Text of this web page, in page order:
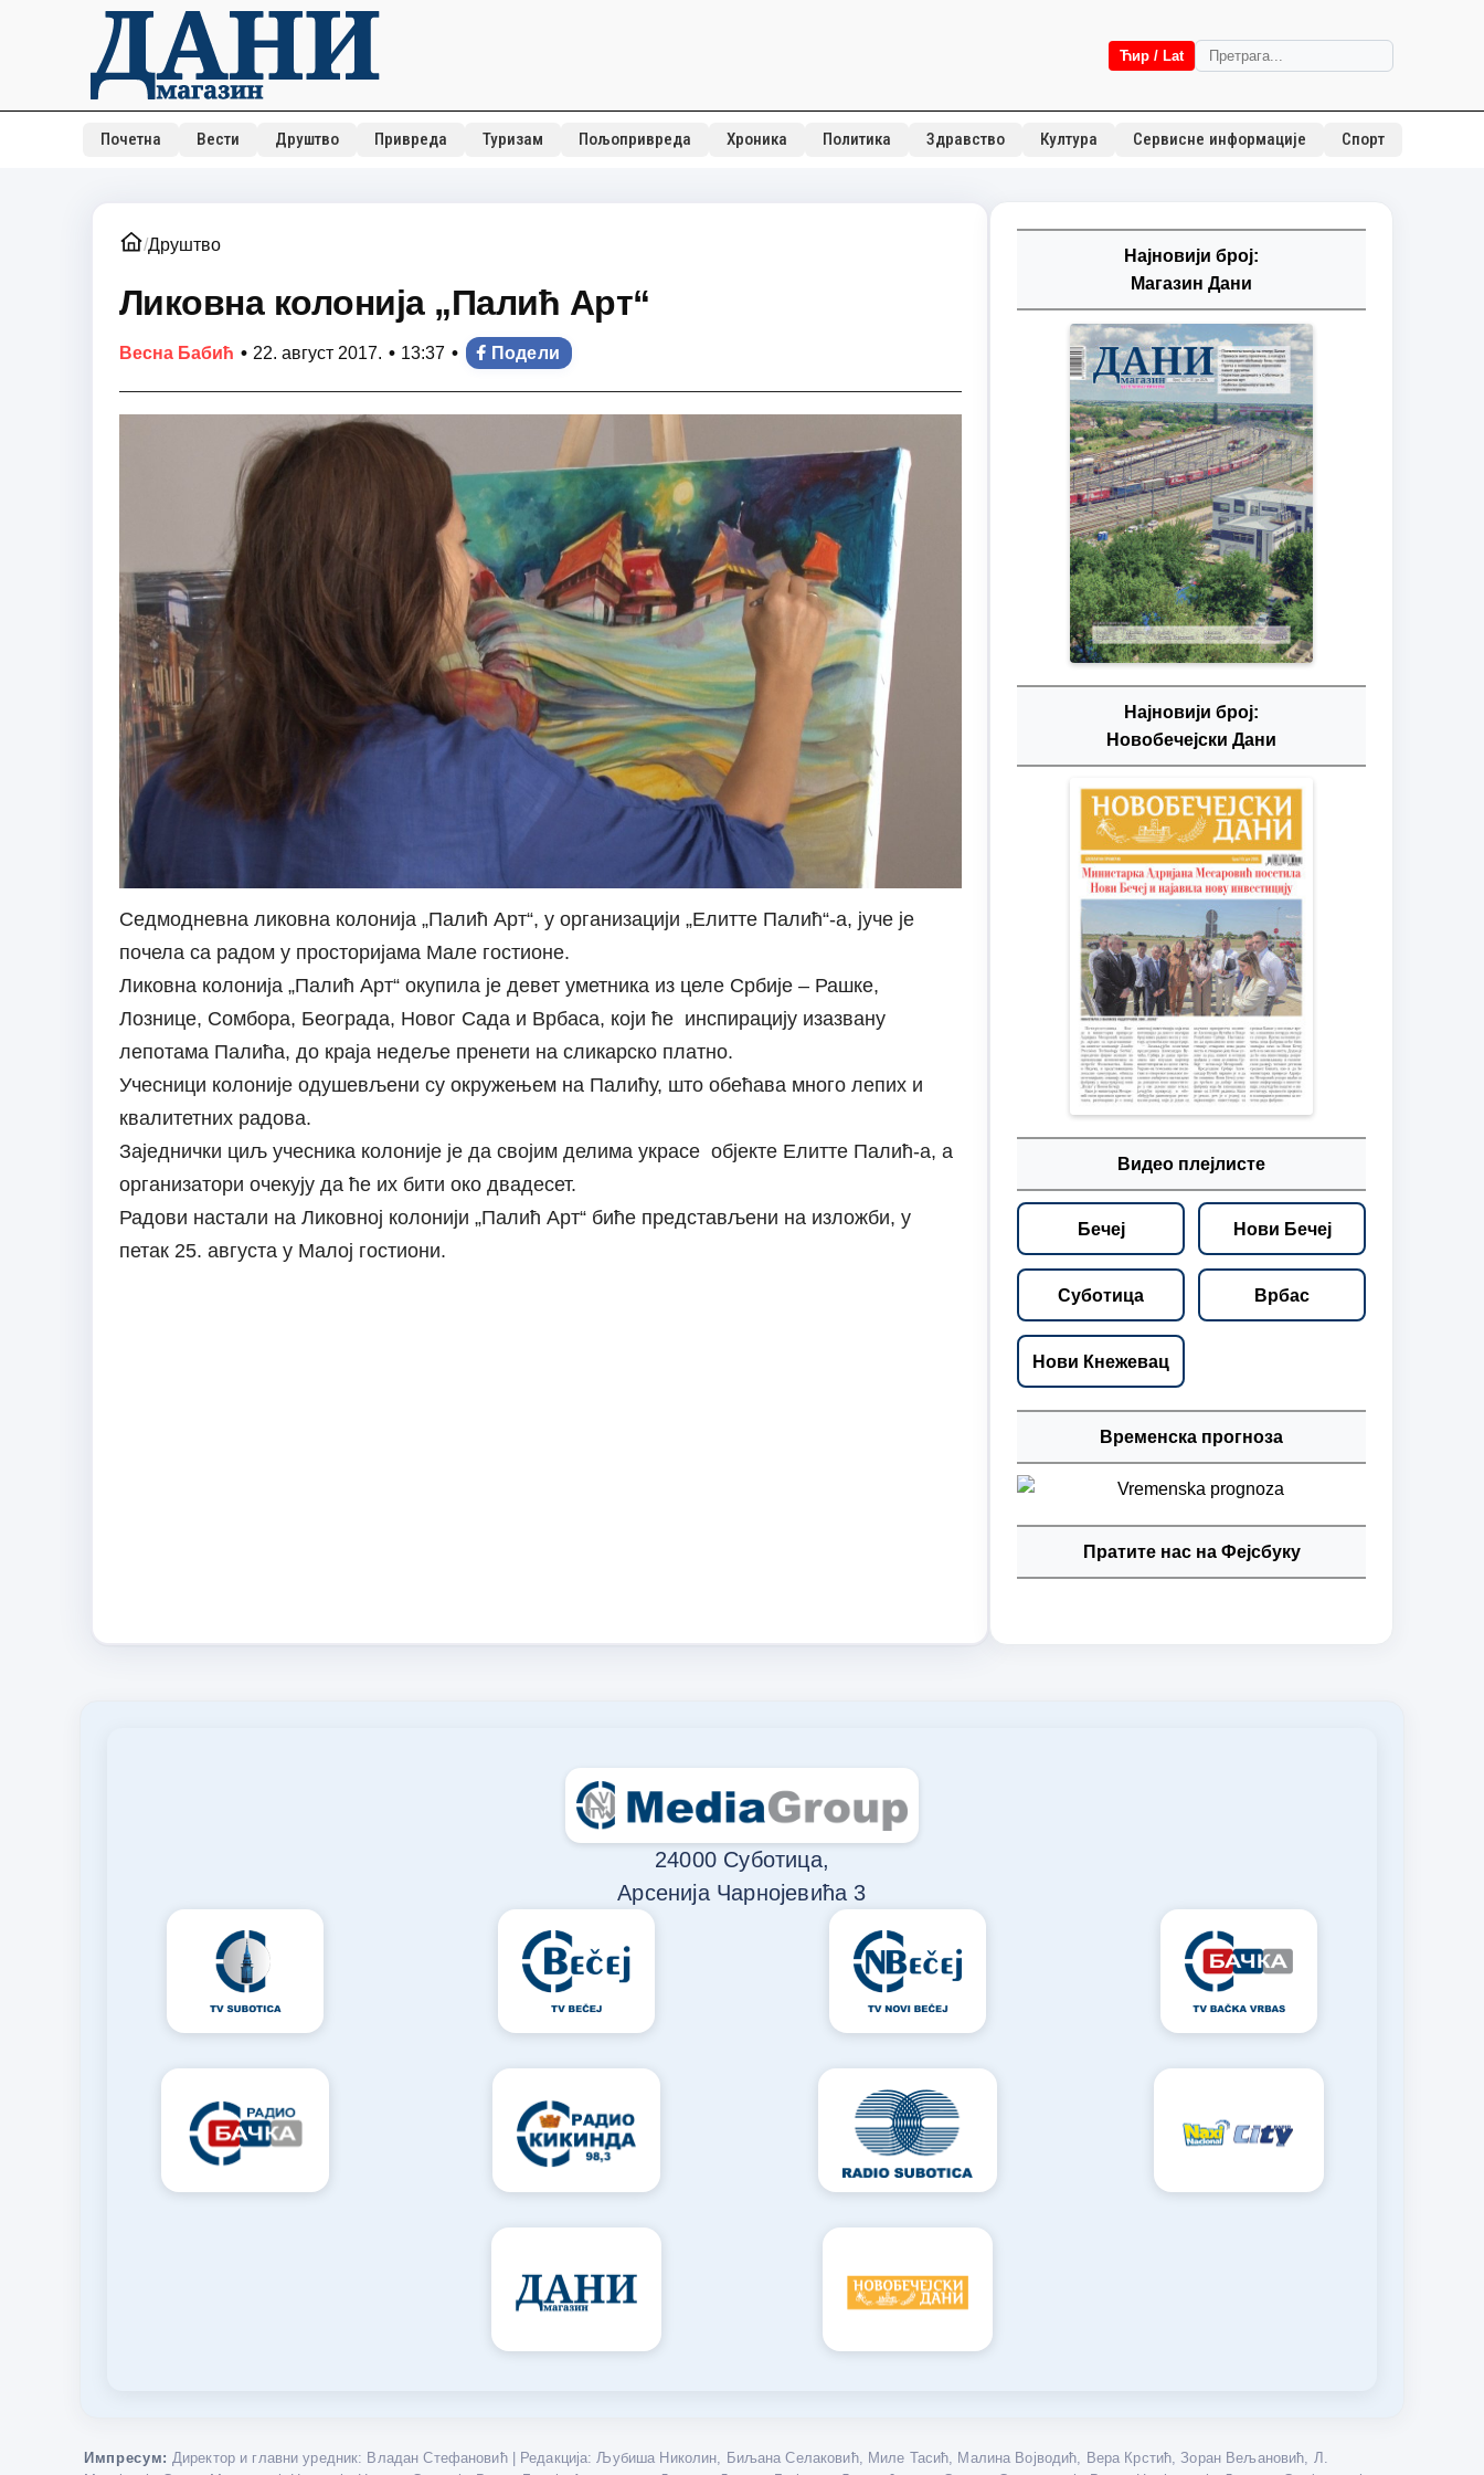
Ћир / Lat
Почетна Вести Друштво Привреда Туризам Пољопривреда Хроника Политика Здравство Култура Сервисне информације Спорт
/Друштво
Ликовна колонија „Палић Арт“
Весна Бабић • 22. август 2017. • 13:37 • Подели
Седмодневна ликовна колонија „Палић Арт“, у организацији „Елитте Палић“-а, јуче је
почела са радом у просторијама Мале гостионе.
Ликовна колонија „Палић Арт“ окупила је девет уметника из целе Србије – Рашке,
Лознице, Сомбора, Београда, Новог Сада и Врбаса, који ће инспирацију изазвану
лепотама Палића, до краја недеље пренети на сликарско платно.
Учесници колоније одушевљени су окружењем на Палићу, што обећава много лепих и
квалитетних радова.
Заједнички циљ учесника колоније је да својим делима украсе објекте Елитте Палић-а, а
организатори очекују да ће их бити око двадесет.
Радови настали на Ликовној колонији „Палић Арт“ биће представљени на изложби, у
петак 25. августа у Малој гостиони.
Најновији број:
Магазин Дани
Најновији број:
Новобечејски Дани
Видео плејлисте
Бечеј Нови Бечеј
Суботица Врбас
Нови Кнежевац
Временска прогноза
Пратите нас на Фејсбуку
24000 Суботица,
Арсенија Чарнојевића 3
Импресум: Директор и главни уредник: Владан Стефановић | Редакција: Љубиша Николин, Биљана Селаковић, Миле Тасић, Малина Војводић, Вера Крстић, Зоран Вељановић, Л.